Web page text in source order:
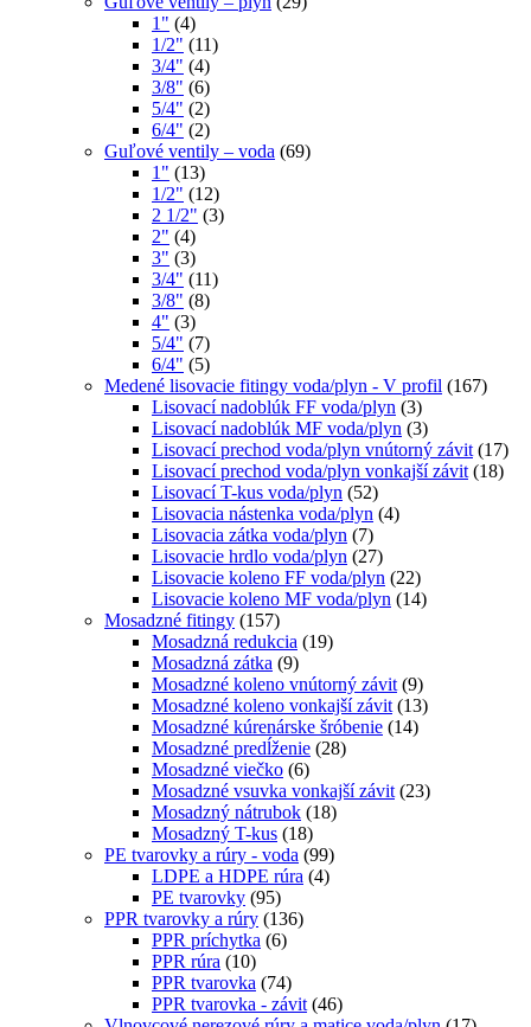
1" (4)
1/2" (11)
3/4" (4)
3/8" (6)
5/4" (2)
6/4" (2)
Guľové ventily – voda (69)
1" (13)
1/2" (12)
2 1/2" (3)
2" (4)
3" (3)
3/4" (11)
3/8" (8)
4" (3)
5/4" (7)
6/4" (5)
Medené lisovacie fitingy voda/plyn - V profil (167)
Lisovací nadoblúk FF voda/plyn (3)
Lisovací nadoblúk MF voda/plyn (3)
Lisovací prechod voda/plyn vnútorný závit (17)
Lisovací prechod voda/plyn vonkajší závit (18)
Lisovací T-kus voda/plyn (52)
Lisovacia nástenka voda/plyn (4)
Lisovacia zátka voda/plyn (7)
Lisovacie hrdlo voda/plyn (27)
Lisovacie koleno FF voda/plyn (22)
Lisovacie koleno MF voda/plyn (14)
Mosadzné fitingy (157)
Mosadzná redukcia (19)
Mosadzná zátka (9)
Mosadzné koleno vnútorný závit (9)
Mosadzné koleno vonkajší závit (13)
Mosadzné kúrenárske šróbenie (14)
Mosadzné predĺženie (28)
Mosadzné viečko (6)
Mosadzné vsuvka vonkajší závit (23)
Mosadzný nátrubok (18)
Mosadzný T-kus (18)
PE tvarovky a rúry - voda (99)
LDPE a HDPE rúra (4)
PE tvarovky (95)
PPR tvarovky a rúry (136)
PPR príchytka (6)
PPR rúra (10)
PPR tvarovka (74)
PPR tvarovka - závit (46)